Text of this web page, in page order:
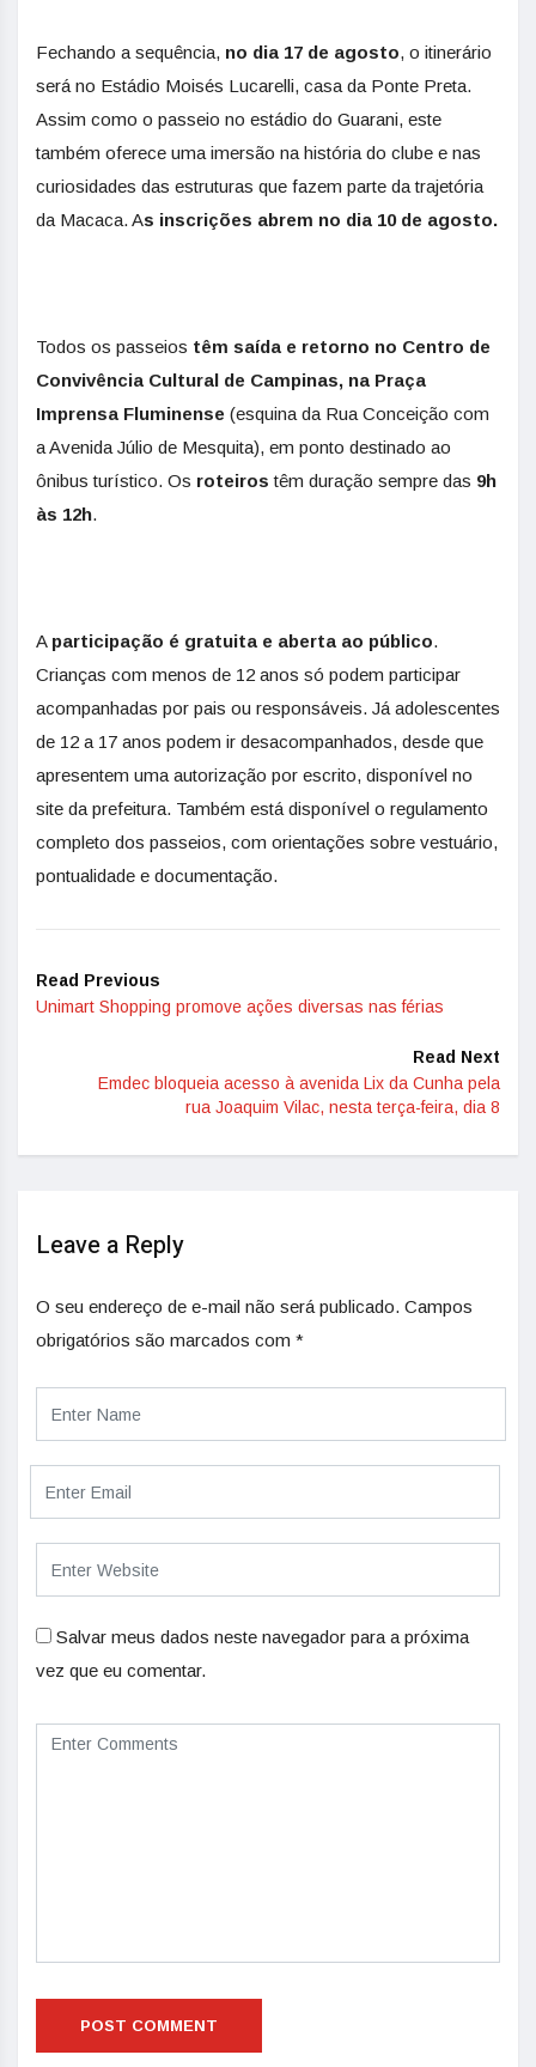
Fechando a sequência, no dia 17 de agosto, o itinerário
será no Estádio Moisés Lucarelli, casa da Ponte Preta.
Assim como o passeio no estádio do Guarani, este
também oferece uma imersão na história do clube e nas
curiosidades das estruturas que fazem parte da trajetória
da Macaca. As inscrições abrem no dia 10 de agosto.
Todos os passeios têm saída e retorno no Centro de
Convivência Cultural de Campinas, na Praça
Imprensa Fluminense (esquina da Rua Conceição com
a Avenida Júlio de Mesquita), em ponto destinado ao
ônibus turístico. Os roteiros têm duração sempre das 9h
às 12h.
A participação é gratuita e aberta ao público.
Crianças com menos de 12 anos só podem participar
acompanhadas por pais ou responsáveis. Já adolescentes
de 12 a 17 anos podem ir desacompanhados, desde que
apresentem uma autorização por escrito, disponível no
site da prefeitura. Também está disponível o regulamento
completo dos passeios, com orientações sobre vestuário,
pontualidade e documentação.
Read Previous
Unimart Shopping promove ações diversas nas férias
Read Next
Emdec bloqueia acesso à avenida Lix da Cunha pela
rua Joaquim Vilac, nesta terça-feira, dia 8
Leave a Reply
O seu endereço de e-mail não será publicado. Campos
obrigatórios são marcados com *
Salvar meus dados neste navegador para a próxima
vez que eu comentar.